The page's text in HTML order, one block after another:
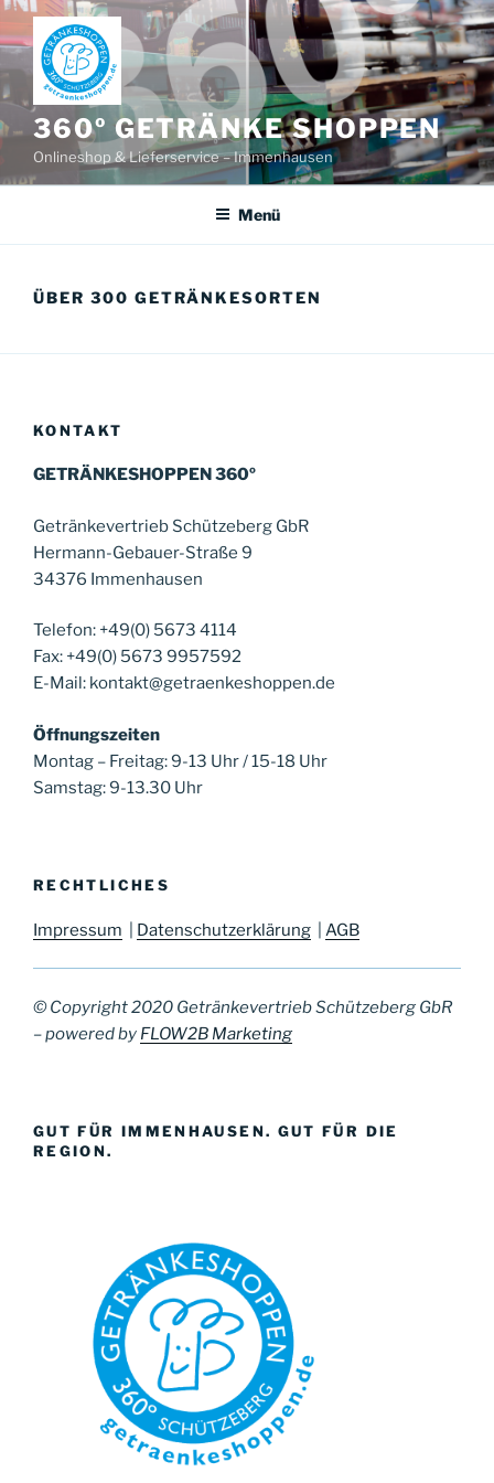
Zum
Inhalt
springen
360º GETRÄNKE SHOPPEN
Onlineshop & Lieferservice – Immenhausen
Menü
ÜBER 300 GETRÄNKESORTEN
KONTAKT
GETRÄNKESHOPPEN 360º
Getränkevertrieb Schützeberg GbR
Hermann-Gebauer-Straße 9
34376 Immenhausen
Telefon: +49(0) 5673 4114
Fax: +49(0) 5673 9957592
E-Mail: kontakt@getraenkeshoppen.de
Öffnungszeiten
Montag – Freitag: 9-13 Uhr / 15-18 Uhr
Samstag: 9-13.30 Uhr
RECHTLICHES
Impressum Datenschutzerklärung AGB
© Copyright 2020 Getränkevertrieb Schützeberg GbR
– powered by FLOW2B Marketing
GUT FÜR IMMENHAUSEN. GUT FÜR DIE
REGION.